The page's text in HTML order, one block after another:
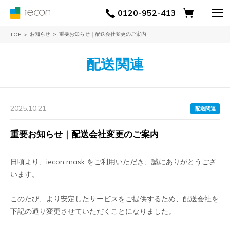
0120-952-413
TOP お知らせ 重要お知らせ｜配送会社変更のご案内
配送関連
2025.10.21 配送関連
重要お知らせ｜配送会社変更のご案内
日頃より、iecon mask をご利用いただき、誠にありがとうござ
います。
このたび、より安定したサービスをご提供するため、配送会社を
下記の通り変更させていただくことになりました。